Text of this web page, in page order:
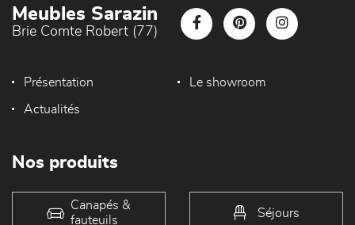
Meubles Sarazin
Brie Comte Robert (77)
Présentation Le showroom
Actualités
Nos produits
Canapés &
fauteuils
Séjours